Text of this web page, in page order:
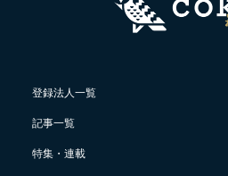
登録法人一覧
記事一覧
特集・連載